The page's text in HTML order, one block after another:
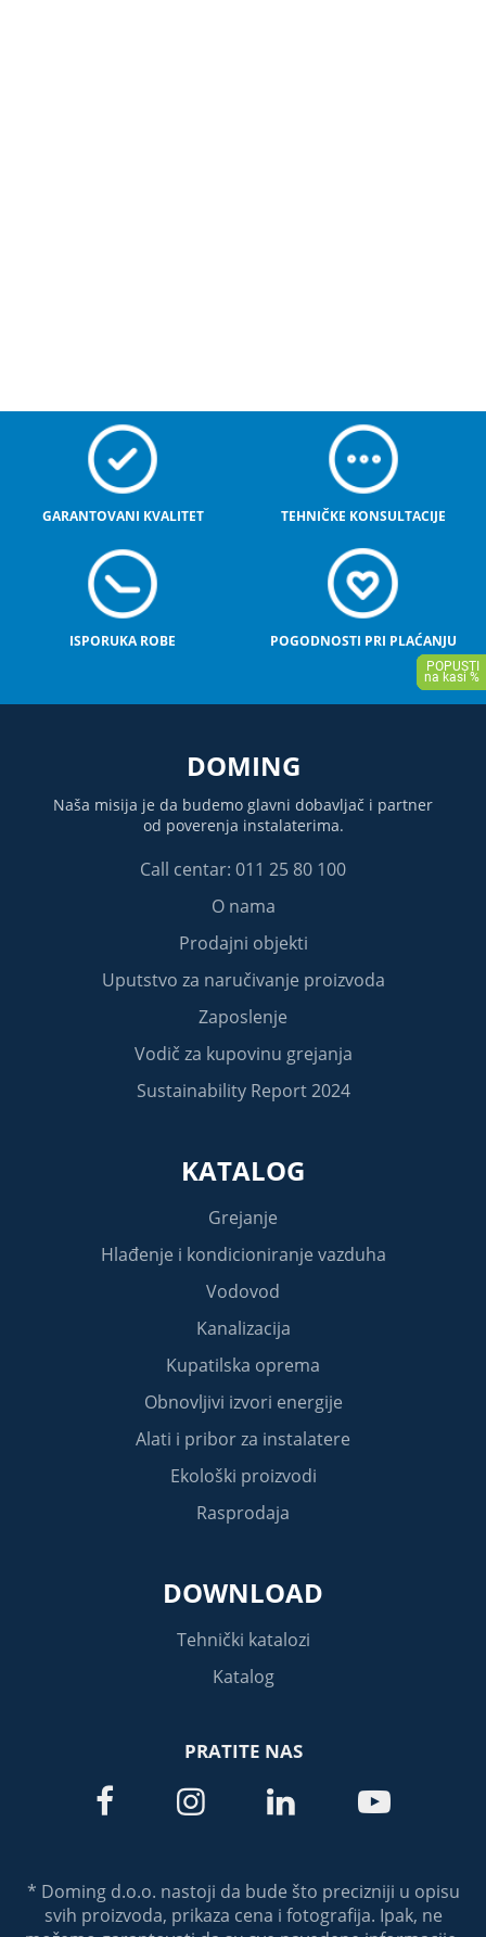
GARANTOVANI KVALITET TEHNIČKE KONSULTACIJE
ISPORUKA ROBE POGODNOSTI PRI PLAĆANJU
DOMING
Naša misija je da budemo glavni dobavljač i partner
od poverenja instalaterima.
Call centar: 011 25 80 100
O nama
Prodajni objekti
Uputstvo za naručivanje proizvoda
Zaposlenje
Vodič za kupovinu grejanja
Sustainability Report 2024
KATALOG
Grejanje
Hlađenje i kondicioniranje vazduha
Vodovod
Kanalizacija
Kupatilska oprema
Obnovljivi izvori energije
Alati i pribor za instalatere
Ekološki proizvodi
Rasprodaja
DOWNLOAD
Tehnički katalozi
Katalog
PRATITE NAS
   
* Doming d.o.o. nastoji da bude što precizniji u opisu
svih proizvoda, prikaza cena i fotografija. Ipak, ne